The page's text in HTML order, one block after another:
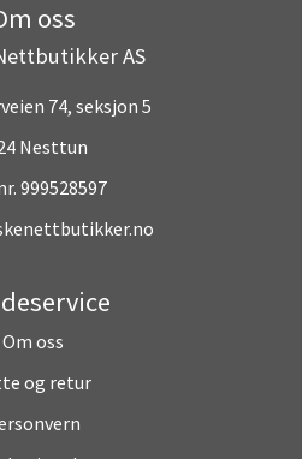
oss
AS
74, seksjon 5
Nesttun
999528597
Om oss
og retur